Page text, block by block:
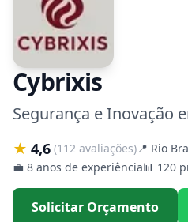
Cybrixis
Segurança e Inovação
★ 4,6 (112 avaliações)📍 Rio
💼 8 anos de experiência📊 120
Solicitar Orçamento